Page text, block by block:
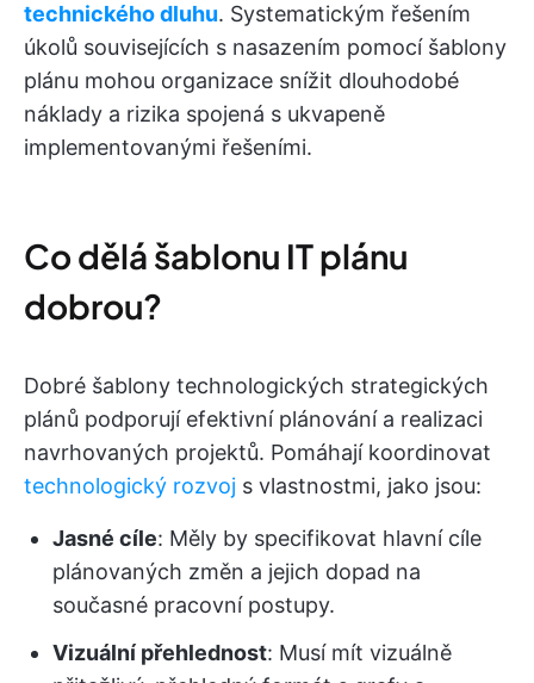
technického dluhu. Systematickým řešením
úkolů souvisejících s nasazením pomocí šablony
plánu mohou organizace snížit dlouhodobé
náklady a rizika spojená s ukvapeně
implementovanými řešeními.
Co dělá šablonu IT plánu
dobrou?
Dobré šablony technologických strategických
plánů podporují efektivní plánování a realizaci
navrhovaných projektů. Pomáhají koordinovat
technologický rozvoj s vlastnostmi, jako jsou:
Jasné cíle: Měly by specifikovat hlavní cíle
plánovaných změn a jejich dopad na
současné pracovní postupy.
Vizuální přehlednost: Musí mít vizuálně